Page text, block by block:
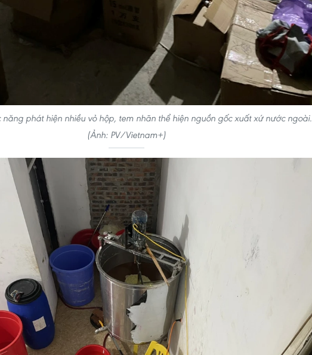
phát hiện nhiều vỏ hộp, tem nhãn thể hiện nguồn gốc xuất xứ nước ngoài.
(Ảnh: PV/Vietnam+)